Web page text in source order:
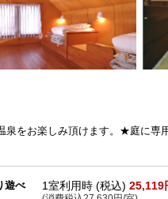
をお楽しみ頂けます。★庭に専
遊べ
1室利用時 (税込) 25,119